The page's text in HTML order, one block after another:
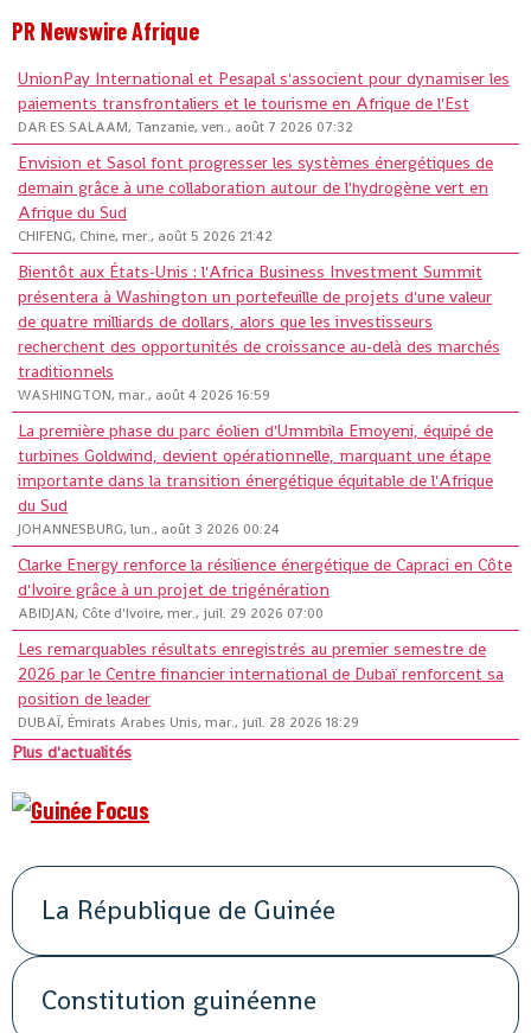
PR Newswire Afrique
UnionPay International et Pesapal s'associent pour dynamiser les
paiements transfrontaliers et le tourisme en Afrique de l'Est
DAR ES SALAAM, Tanzanie, ven., août 7 2026 07:32
Envision et Sasol font progresser les systèmes énergétiques de
demain grâce à une collaboration autour de l'hydrogène vert en
Afrique du Sud
CHIFENG, Chine, mer., août 5 2026 21:42
Bientôt aux États-Unis : l'Africa Business Investment Summit
présentera à Washington un portefeuille de projets d'une valeur
de quatre milliards de dollars, alors que les investisseurs
recherchent des opportunités de croissance au-delà des marchés
traditionnels
WASHINGTON, mar., août 4 2026 16:59
La première phase du parc éolien d'Ummbila Emoyeni, équipé de
turbines Goldwind, devient opérationnelle, marquant une étape
importante dans la transition énergétique équitable de l'Afrique
du Sud
JOHANNESBURG, lun., août 3 2026 00:24
Clarke Energy renforce la résilience énergétique de Capraci en Côte
d'Ivoire grâce à un projet de trigénération
ABIDJAN, Côte d'Ivoire, mer., juil. 29 2026 07:00
Les remarquables résultats enregistrés au premier semestre de
2026 par le Centre financier international de Dubaï renforcent sa
position de leader
DUBAÏ, Émirats Arabes Unis, mar., juil. 28 2026 18:29
Plus d'actualités
La République de Guinée
Constitution guinéenne